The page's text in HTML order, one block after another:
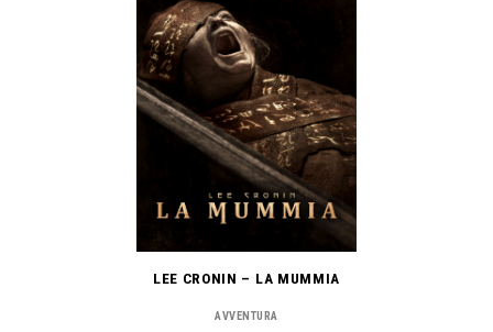
LEE CRONIN – LA MUMMIA
AVVENTURA